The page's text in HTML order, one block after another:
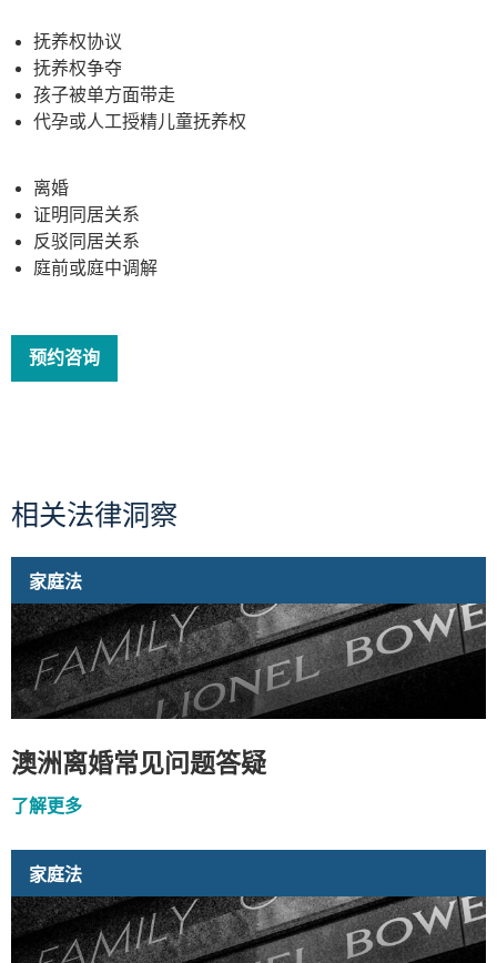
究每一笔出处，找到了强有力的
证据。虽然最终对方依旧没有出
具股票实际赚的金额，而法庭仍
然采用了李律师提供的“股票收益
良好”的金额，为争取我的赔偿起
猎犬一样对客户忠诚。很多唯利
是图的律师有了新案子不顾老案
子。而在长达两年的时间里，更
多时候反倒是我遇见瓶颈想放
弃，李律师却会用过硬的专业安
的是力量和激励。无论是Vivian
的加入，还是案子后期需要远在
中国的博通所张律师成为我国内
困境、孤立无援人不会被“你要一
杯水，我给一个海洋”的温暖和支
谢Sean Li和 Vianan（Vianan身
上折射着李律师影子）感谢你
们！也致谢张律师，致谢博通所
的每一个客户至上的律师精英
们！
抚养权协议
抚养权争夺
孩子被单方面带走
代孕或人工授精儿童抚养权
离婚
证明同居关系
反驳同居关系
庭前或庭中调解
预约咨询
相关法律洞察
家庭法
澳洲离婚常见问题答疑
了解更多
家庭法